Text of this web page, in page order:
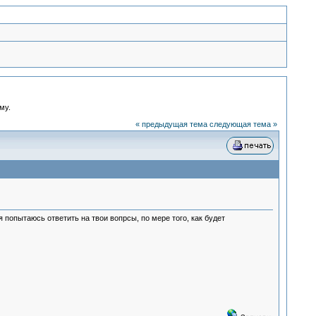
« предыдущая тема следующая тема »
ответить на твои вопрсы, по мере того, как будет